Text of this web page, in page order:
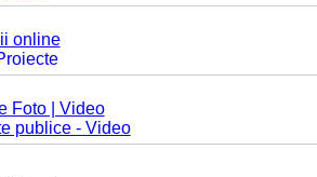
online
Foto | Video
publice - Video